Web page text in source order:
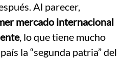
Al parecer,
mercado internacional
, lo que tiene mucho
la “segunda patria” del